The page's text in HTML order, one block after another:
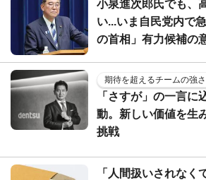
小泉進次郎氏でも、
い...いま自民党内で
の首相」有力候補の
期待を超えるチームの強さ
「さすが」の一言に
動。新しい価値を生
挑戦
「人間扱いされなく